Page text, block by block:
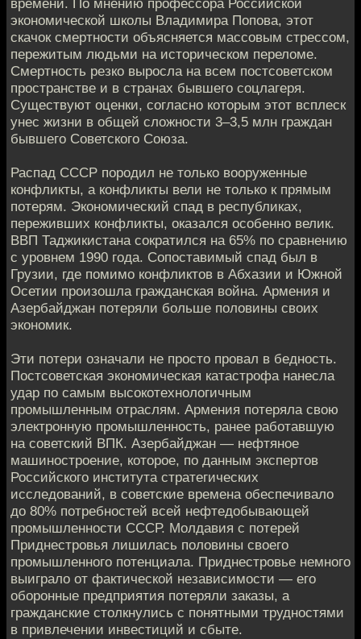
времени. По мнению профессора Российской
экономической школы Владимира Попова, этот
скачок смертности объясняется массовым стрессом,
пережитым людьми на историческом переломе.
Смертность резко выросла на всем постсоветском
пространстве и в странах бывшего соцлагеря.
Существуют оценки, согласно которым этот всплеск
унес жизни в общей сложности 3–3,5 млн граждан
бывшего Советского Союза.
Распад СССР породил не только вооруженные
конфликты, а конфликты вели не только к прямым
потерям. Экономический спад в республиках,
переживших конфликты, оказался особенно велик.
ВВП Таджикистана сократился на 65% по сравнению
с уровнем 1990 года. Сопоставимый спад был в
Грузии, где помимо конфликтов в Абхазии и Южной
Осетии произошла гражданская война. Армения и
Азербайджан потеряли больше половины своих
экономик.
Эти потери означали не просто провал в бедность.
Постсоветская экономическая катастрофа нанесла
удар по самым высокотехнологичным
промышленным отраслям. Армения потеряла свою
электронную промышленность, ранее работавшую
на советский ВПК. Азербайджан — нефтяное
машиностроение, которое, по данным экспертов
Российского института стратегических
исследований, в советские времена обеспечивало
до 80% потребностей всей нефтедобывающей
промышленности СССР. Молдавия с потерей
Приднестровья лишилась половины своего
промышленного потенциала. Приднестровье немного
выиграло от фактической независимости — его
оборонные предприятия потеряли заказы, а
гражданские столкнулись с понятными трудностями
в привлечении инвестиций и сбыте.